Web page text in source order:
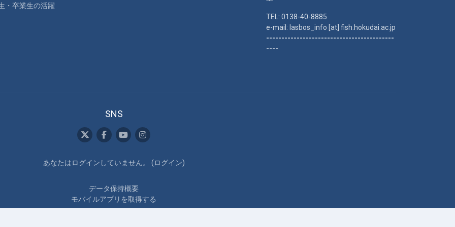
・卒業生の活躍
TEL: 0138-40-8885
e-mail: lasbos_info [at] fish.hokudai.ac.jp
------------------------------------------
----
SNS
あなたはログインしていません。 (ログイン)
データ保持概要
モバイルアプリを取得する